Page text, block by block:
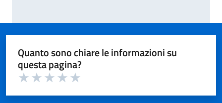
Quanto sono chiare le informazioni su
questa pagina?